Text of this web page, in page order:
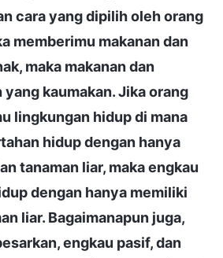
cara yang dipilih oleh orang
memberimu makanan dan
maka makanan dan
kaumakan. Jika orang
lingkungan hidup di mana
hidup dengan hanya
tanaman liar, maka engkau
dengan hanya memiliki
liar. Bagaimanapun juga,
engkau pasif, dan